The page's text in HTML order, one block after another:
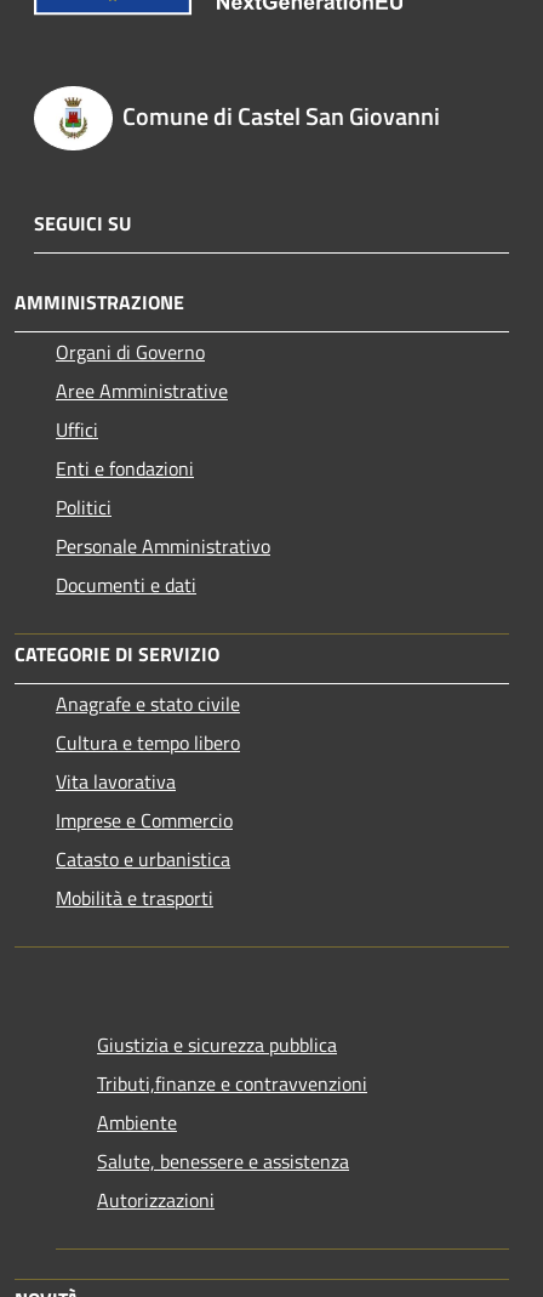
Comune di Castel San Giovanni
SEGUICI SU
AMMINISTRAZIONE
Organi di Governo
Aree Amministrative
Uffici
Enti e fondazioni
Politici
Personale Amministrativo
Documenti e dati
CATEGORIE DI SERVIZIO
Anagrafe e stato civile
Cultura e tempo libero
Vita lavorativa
Imprese e Commercio
Catasto e urbanistica
Mobilità e trasporti
Giustizia e sicurezza pubblica
Tributi,finanze e contravvenzioni
Ambiente
Salute, benessere e assistenza
Autorizzazioni